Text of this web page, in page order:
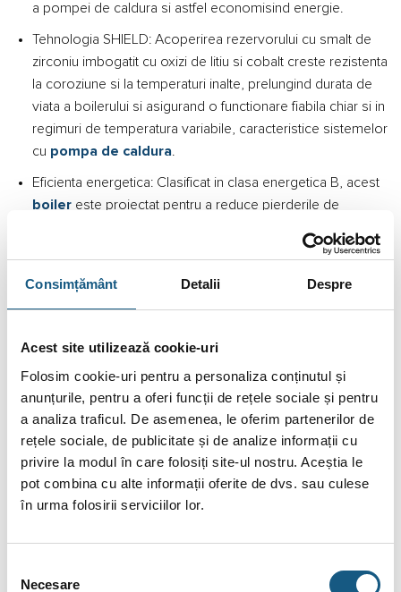
Consimțământ Detalii Despre
Acest site utilizează cookie-uri
Folosim cookie-uri pentru a personaliza conținutul și
anunțurile, pentru a oferi funcții de rețele sociale și pentru
a analiza traficul. De asemenea, le oferim partenerilor de
rețele sociale, de publicitate și de analize informații cu
privire la modul în care folosiți site-ul nostru. Aceștia le
pot combina cu alte informații oferite de dvs. sau culese
în urma folosirii serviciilor lor.
consimțământului
Necesare
a pompei de caldura si astfel economisind energie.
Tehnologia SHIELD: Acoperirea rezervorului cu smalt de
zirconiu imbogatit cu oxizi de litiu si cobalt creste rezistenta
la coroziune si la temperaturi inalte, prelungind durata de
viata a boilerului si asigurand o functionare fiabila chiar si in
regimuri de temperatura variabile, caracteristice sistemelor
cu pompa de caldura.
Eficienta energetica: Clasificat in clasa energetica B, acest
boilereste proiectat pentru a reduce pierderile de
este esential in sistemele cu pompa de caldura ce tind sa
incalzire care minimizeaza pierderile de caldura.
magneziu, boilerul ofera o protectie la coroziune pe doua
niveluri, ceea ce este crucial pentru a mentine eficienta
schimbului de caldura si pentru a preveni deteriorarea
prematura, in conditiile in care apele utilizate pot avea
diverse grade de puritate.
Control automat: Cu trei mufe pentru senzorii de
temperatura, boilerul este pregatit pentru o integrare
usoara si un control automat in sistemele de incalzire,
utilizatorului.